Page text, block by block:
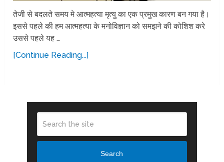
तेजी से बदलते समय मे आत्महत्या मृत्यु का एक प्रमुख कारण बन गया है।
इससे पहले की हम आत्महत्या के मनोविज्ञान को समझने की कोशिश करे
उससे पहले यह …
[Continue Reading...]
Search